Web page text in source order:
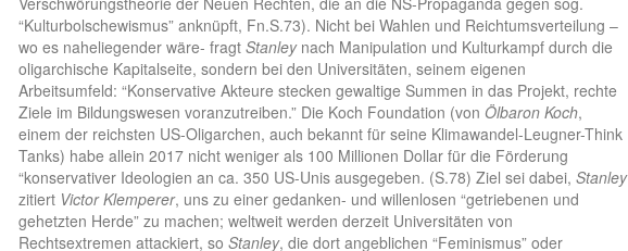
“Kulturbolschewismus” anknüpft, Fn.S.73). Nicht bei Wahlen und Reichtumsverteilung –
wo es naheliegender wäre- fragt Stanleynach Manipulation und Kulturkampf durch die
oligarchische Kapitalseite, sondern bei den Universitäten, seinem eigenen
Arbeitsumfeld: “Konservative Akteure stecken gewaltige Summen in das Projekt, rechte
Ziele im Bildungswesen voranzutreiben.” Die Koch Foundation (von Ölbaron Koch,
einem der reichsten US-Oligarchen, auch bekannt für seine Klimawandel-Leugner-Think
Tanks) habe allein 2017 nicht weniger als 100 Millionen Dollar für die Förderung
“konservativer Ideologien an ca. 350 US-Unis ausgegeben. (S.78) Ziel sei dabei, Stanley
zitiert Victor Klemperer, uns zu einer gedanken- und willenlosen “getriebenen und
gehetzten Herde” zu machen; weltweit werden derzeit Universitäten von
Rechtsextremen attackiert, so Stanley, die dort angeblichen “Feminismus” oder